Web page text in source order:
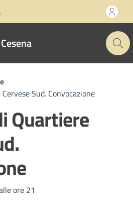
Sud. Convocazione
Quartiere
ore 21